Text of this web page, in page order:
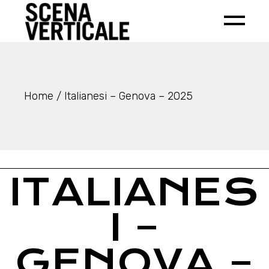
Home Italianesi – Genova – 2025
ITALIANES
I –